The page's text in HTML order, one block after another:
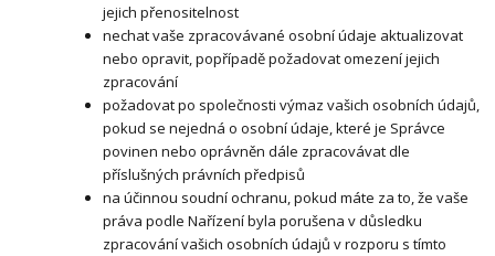
jejich přenositelnost
nechat vaše zpracovávané osobní údaje aktualizovat
nebo opravit, popřípadě požadovat omezení jejich
zpracování
požadovat po společnosti výmaz vašich osobních údajů,
pokud se nejedná o osobní údaje, které je Správce
povinen nebo oprávněn dále zpracovávat dle
příslušných právních předpisů
na účinnou soudní ochranu, pokud máte za to, že vaše
práva podle Nařízení byla porušena v důsledku
zpracování vašich osobních údajů v rozporu s tímto